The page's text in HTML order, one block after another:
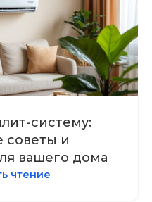
систему:
советы и
вашего дома
чтение